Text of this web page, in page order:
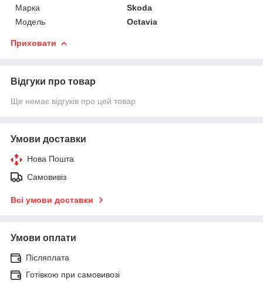
Марка
Skoda
Модель
Octavia
Приховати
Відгуки про товар
Ще немає відгуків про цей товар
Умови доставки
Нова Пошта
Самовивіз
Всі умови доставки
Умови оплати
Післяплата
Готівкою при самовивозі